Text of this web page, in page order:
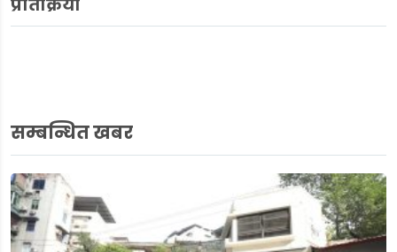
प्रतिक्रिया
सम्बन्धित खबर